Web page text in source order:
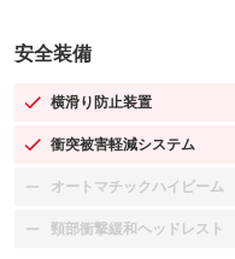
安全装備
横滑り防止装置
：装備あり
衝突被害軽減システム
：装備あり
オートマチックハイビーム
：装備なし
頸部衝撃緩和ヘッドレスト
：装備なし